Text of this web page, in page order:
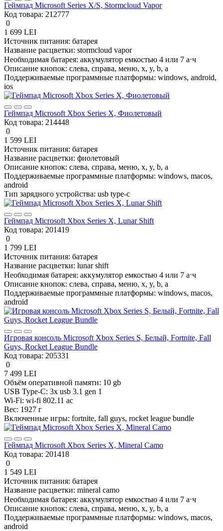
Геймпад Microsoft Series X/S, Stormcloud Vapor
Код товара: 212777
0
1 699 LEI
Источник питания: батарея
Название расцветки: stormcloud vapor
Необходимая батарея: аккумулятор емкостью 4 или 7 а⋅ч
Описание кнопок: слева, справа, меню, x, y, b, a
Поддерживаемые программные платформы: windows, android,
ios
Геймпад Microsoft Xbox Series X, Фиолетовый
Код товара: 214448
0
1 599 LEI
Источник питания: батарея
Название расцветки: фиолетовый
Описание кнопок: слева, справа, меню, x, y, b, a
Поддерживаемые программные платформы: windows, macos,
android
Тип зарядного устройства: usb type-c
Геймпад Microsoft Xbox Series X, Lunar Shift
Код товара: 201419
0
1 799 LEI
Источник питания: батарея
Название расцветки: lunar shift
Необходимая батарея: аккумулятор емкостью 4 или 7 а⋅ч
Описание кнопок: слева, справа, меню, x, y, b, a
Поддерживаемые программные платформы: windows, macos,
android
Игровая консоль Microsoft Xbox Series S, Белый, Fortnite, Fall
Guys, Rocket League Bundle
Код товара: 205331
0
7 499 LEI
Объём оперативной памяти: 10 gb
USB Type-C: 3x usb 3.1 gen 1
Wi-Fi: wi-fi 802.11 ac
Вес: 1927 г
Включенные игры: fortnite, fall guys, rocket league bundle
Геймпад Microsoft Xbox Series X, Mineral Camo
Код товара: 201418
0
1 549 LEI
Источник питания: батарея
Название расцветки: mineral camo
Необходимая батарея: аккумулятор емкостью 4 или 7 а⋅ч
Описание кнопок: слева, справа, меню, x, y, b, a
Поддерживаемые программные платформы: windows, macos,
android